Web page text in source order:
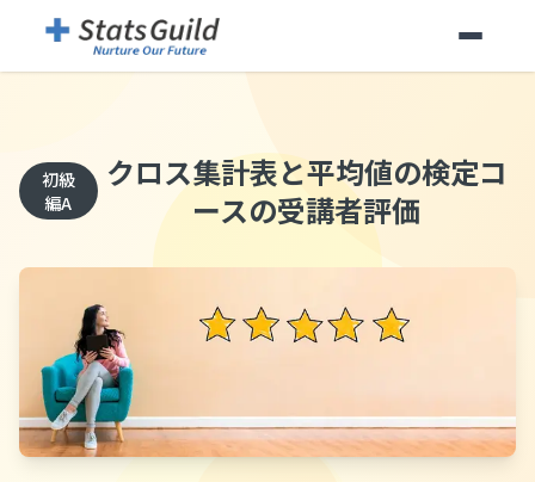
初級
編A
クロス集計表と平均値の検定コ
ースの受講者評価